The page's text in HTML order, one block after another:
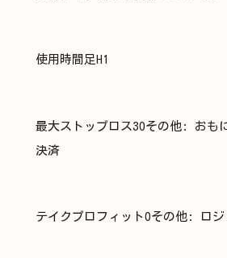
使用時間足H1
最大ストップロス30その他: おも
決済
テイクプロフィット0その他: ロジ